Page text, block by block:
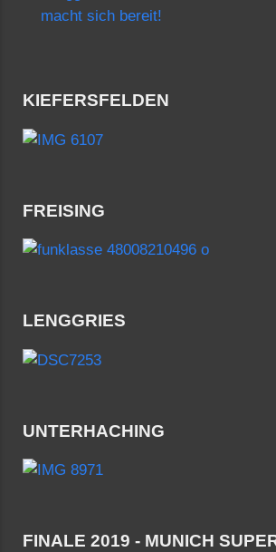
macht sich bereit!
KIEFERSFELDEN
FREISING
LENGGRIES
UNTERHACHING
FINALE 2019 - MUNICH